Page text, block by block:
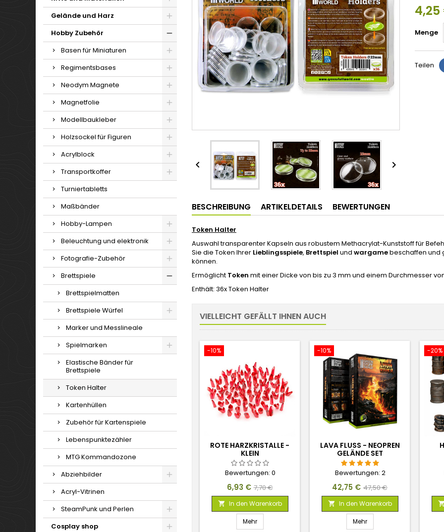
Gelände und Harz
Hobby Zubehör
Basen für Miniaturen
Regimentsbases
Neodym Magnete
Magnetfolie
Modellbaukleber
Holzsockel für Figuren
Acrylblock
Transportkoffer
Turniertabletts
Maßbänder
Hobby-Lampen
Beleuchtung und elektronik
Fotografie-Zubehör
Brettspiele
Brettspielmatten
Brettspiele Würfel
Marker und Messlineale
Spielmarken
Elastische Bänder für
Brettspiele
Token Halter
Kartenhüllen
Zubehör für Kartenspiele
Lebenspunktezähler
MTG Kommandozone
Abziehbilder
Acryl-Vitrinen
SteamPunk und Perlen
Cosplay shop
 
Menge
Teilen
BESCHREIBUNG ARTIKELDETAILS BEWERTUNGEN
Token Halter
Auswahl transparenter Kapseln aus robustem Methacrylat-Kunststoff für
Sie die Token Ihrer Lieblingsspiele, Brettspiel und wargamebeschaffen und
können.
Ermöglicht Token mit einer Dicke von bis zu 3 mm und einem Durchmesser
Enthält: 36x Token Halter
VIELLEICHT GEFÄLLT IHNEN AUCH
-10%
ROTE HARZKRISTALLE -
KLEIN
Bewertungen: 0
Preis
6,93 € Verkaufspreis
7,70 €
 In den Warenkorb
Mehr
-10%
LAVA FLUSS - NEOPREN
GELÄNDE SET
Bewertungen: 2
Preis
42,75 € Verkaufspreis
47,50 €
 In den Warenkorb
Mehr
-20%
